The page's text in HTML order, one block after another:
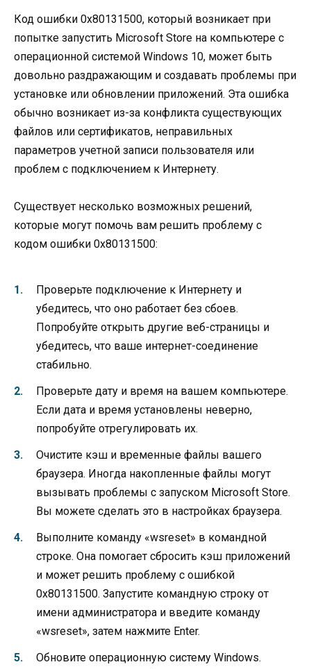
Код ошибки 0x80131500, который возникает при
попытке запустить Microsoft Store на компьютере с
операционной системой Windows 10, может быть
довольно раздражающим и создавать проблемы при
установке или обновлении приложений. Эта ошибка
обычно возникает из-за конфликта существующих
файлов или сертификатов, неправильных
параметров учетной записи пользователя или
проблем с подключением к Интернету.
Существует несколько возможных решений,
которые могут помочь вам решить проблему с
кодом ошибки 0x80131500:
Проверьте подключение к Интернету и
убедитесь, что оно работает без сбоев.
Попробуйте открыть другие веб-страницы и
убедитесь, что ваше интернет-соединение
стабильно.
Проверьте дату и время на вашем компьютере.
Если дата и время установлены неверно,
попробуйте отрегулировать их.
Очистите кэш и временные файлы вашего
браузера. Иногда накопленные файлы могут
вызывать проблемы с запуском Microsoft Store.
Вы можете сделать это в настройках браузера.
Выполните команду «wsreset» в командной
строке. Она помогает сбросить кэш приложений
и может решить проблему с ошибкой
0x80131500. Запустите командную строку от
имени администратора и введите команду
«wsreset», затем нажмите Enter.
Обновите операционную систему Windows.